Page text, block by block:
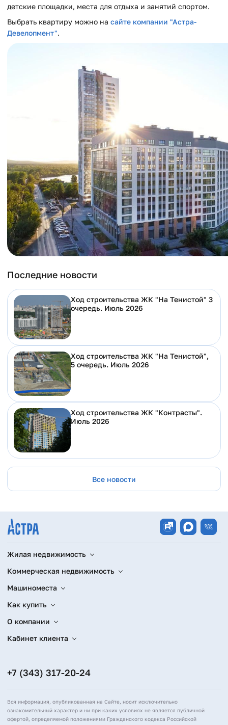
детские площадки, места для отдыха и занятий спортом.
Выбрать квартиру можно на сайте компании "Астра-
Девелопмент".
Последние новости
Ход строительства ЖК "На Тенистой" 3
очередь. Июль 2026
Ход строительства ЖК "На Тенистой",
5 очередь. Июль 2026
Ход строительства ЖК "Контрасты".
Июль 2026
Все новости
Жилая недвижимость
Коммерческая недвижимость
Машиноместа
Как купить
О компании
Кабинет клиента
+7 (343) 317-20-24
Вся информация, опубликованная на Сайте, носит исключительно
ознакомительный характер и ни при каких условиях не является публичной
офертой, определяемой положениями Гражданского кодекса Российской